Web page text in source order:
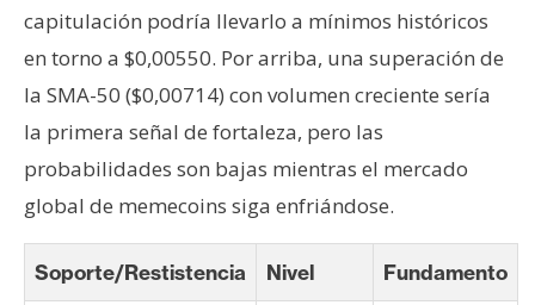
capitulación podría llevarlo a mínimos históricos
en torno a $0,00550. Por arriba, una superación de
la SMA-50 ($0,00714) con volumen creciente sería
la primera señal de fortaleza, pero las
probabilidades son bajas mientras el mercado
global de memecoins siga enfriándose.
Soporte/Restistencia Nivel Fundamento